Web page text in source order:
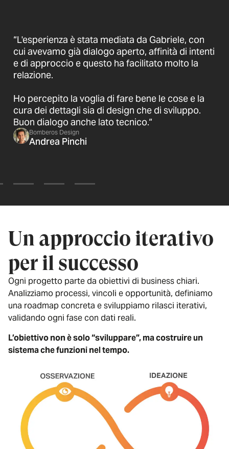
“L'esperienza è stata mediata da Gabriele, con
cui avevamo già dialogo aperto, affinità di intenti
e di approccio e questo ha facilitato molto la
relazione.
Ho percepito la voglia di fare bene le cose e la
cura dei dettagli sia di design che di sviluppo.
Buon dialogo anche lato tecnico.“
Bomberos Design
Andrea Pinchi
Un approccio iterativo
per il successo
Ogni progetto parte da obiettivi di business chiari.
Analizziamo processi, vincoli e opportunità, definiamo
una roadmap concreta e sviluppiamo rilasci iterativi,
validando ogni fase con dati reali.
L’obiettivo non è solo “sviluppare”, ma costruire un
sistema che funzioni nel tempo.